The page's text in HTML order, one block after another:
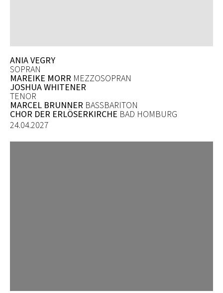
ANIA VEGRY
SOPRAN
MAREIKE MORRMEZZOSOPRAN
JOSHUA WHITENER
TENOR
MARCEL BRUNNERBASSBARITON
CHOR DER ERLÖSERKIRCHE BAD HOMBURG
24.04.2027